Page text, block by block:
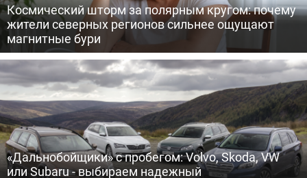
Космический шторм за полярным кругом: почему
жители северных регионов сильнее ощущают
магнитные бури
«Дальнобойщики» с пробегом: Volvo, Skoda, VW
или Subaru - выбираем надежный